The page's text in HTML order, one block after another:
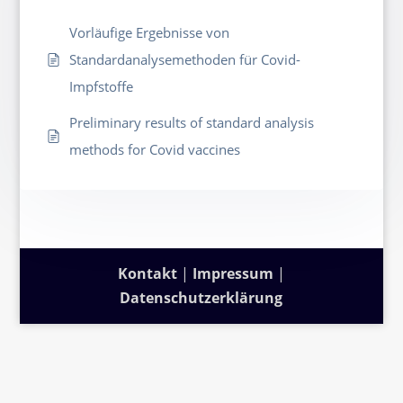
Vorläufige Ergebnisse von
Standardanalysemethoden für Covid-
Impfstoffe
Preliminary results of standard analysis
methods for Covid vaccines
Kontakt| Impressum |
Datenschutzerklärung